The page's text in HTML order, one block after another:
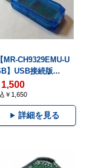
【MR-CH9329EMU-U
】USB接続版...
1,500
￥1,650
詳細を見る